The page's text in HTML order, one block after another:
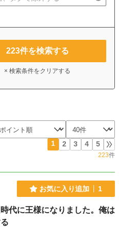
223件を検索する
× 検索条件をクリアする
1 2 3 4 5
223件
お気に入り追加 1
代に王様になりました。俺は